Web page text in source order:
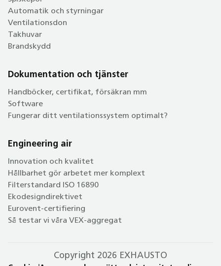
Automatik och styrningar
Ventilationsdon
Takhuvar
Brandskydd
Dokumentation och tjänster
Handböcker, certifikat, försäkran mm
Software
Fungerar ditt ventilationssystem optimalt?
Engineering air
Innovation och kvalitet
Hållbarhet gör arbetet mer komplext
Filterstandard ISO 16890
Ekodesigndirektivet
Eurovent-certifiering
Så testar vi våra VEX-aggregat
Copyright 2026 EXHAUSTO